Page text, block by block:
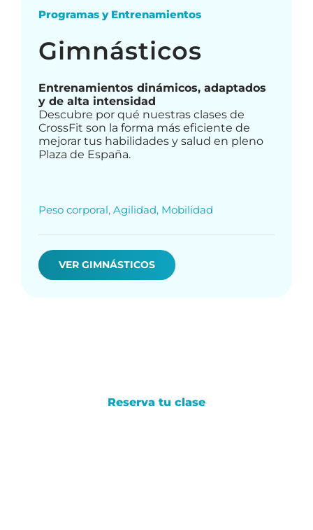
Programas y Entrenamientos
Gimnásticos
Entrenamientos dinámicos, adaptados
y de alta intensidad
Descubre por qué nuestras clases de
CrossFit son la forma más eficiente de
mejorar tus habilidades y salud en pleno
Plaza de España.
Peso corporal, Agilidad, Mobilidad
VER GIMNÁSTICOS
Reserva tu clase